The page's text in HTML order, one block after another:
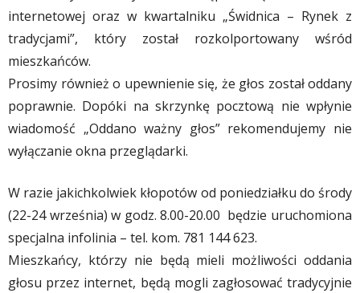
internetowej oraz w kwartalniku „Świdnica – Rynek z
tradycjami”, który został rozkolportowany wśród
mieszkańców.
Prosimy również o upewnienie się, że głos został oddany
poprawnie. Dopóki na skrzynkę pocztową nie wpłynie
wiadomość „Oddano ważny głos” rekomendujemy nie
wyłączanie okna przeglądarki.
W razie jakichkolwiek kłopotów od poniedziałku do środy
(22-24 września) w godz. 8.00-20.00 będzie uruchomiona
specjalna infolinia – tel. kom. 781 144 623.
Mieszkańcy, którzy nie będą mieli możliwości oddania
głosu przez internet, będą mogli zagłosować tradycyjnie